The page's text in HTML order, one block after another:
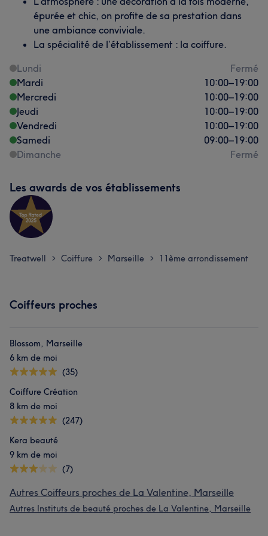
épurée et chic, on profite de sa prestation dans
une ambiance conviviale.
La spécialité de l’établissement : la coiffure.
Lundi
Fermé
Mardi
10:00–19:00
Mercredi
10:00–19:00
Jeudi
10:00–19:00
Vendredi
10:00–19:00
Samedi
09:00–19:00
Dimanche
Fermé
Les awards de vos établissements
Treatwell > Coiffure > Marseille > 11ème arrondissement
Coiffeurs proches
Blossom, Marseille
6 km de moi
(35)
Coiffure Création
8 km de moi
(247)
Kera beauté
9 km de moi
(7)
Autres Coiffeurs proches de La Valentine, Marseille
Autres Instituts de beauté proches de La Valentine, Marseille